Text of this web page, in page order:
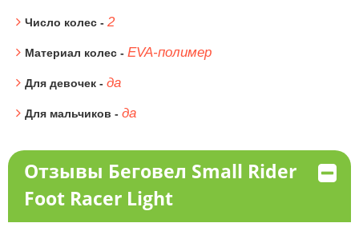
Число колес - 2
Материал колес - EVA-полимер
Для девочек - да
Для мальчиков - да
Отзывы Беговел Small Rider
Foot Racer Light